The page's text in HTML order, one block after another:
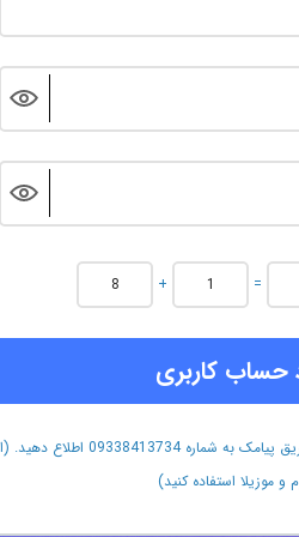
+ =
حساب کاربری
هر مشکلی در فرایند ثبت نام داشتید از طریق پیامک به شماره 09338413734 اطلاع
و موزیلا استفاده کنید)